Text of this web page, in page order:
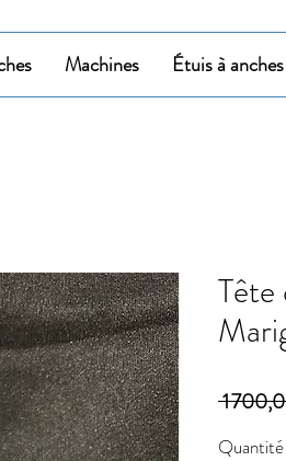
Machines Étuis à anches
Tête
1
Quantité